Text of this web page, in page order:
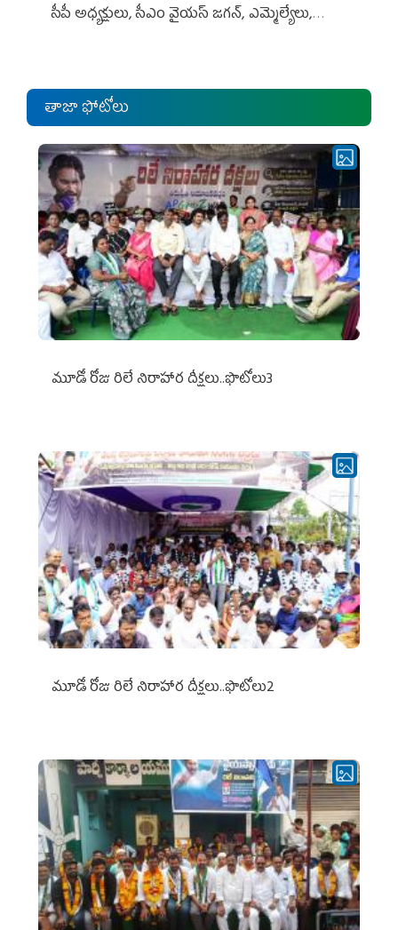
సీపీ అధ్య‌క్షులు, సీఎం వైయ‌స్ జ‌గ‌న్, ఎమ్మెల్యేలు,
తాజా ఫోటోలు
మూడో రోజు రిలే నిరాహార దీక్షలు..ఫొటోలు3
మూడో రోజు రిలే నిరాహార దీక్షలు..ఫొటోలు2